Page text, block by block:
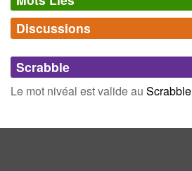
Synonymes(0)
Mots avec la même signification
Mots liés par leur sémantique
Discussions
Connectez-vous inscrivez-vous
Scrabble
Le mot nivéal est valide au Scrabble